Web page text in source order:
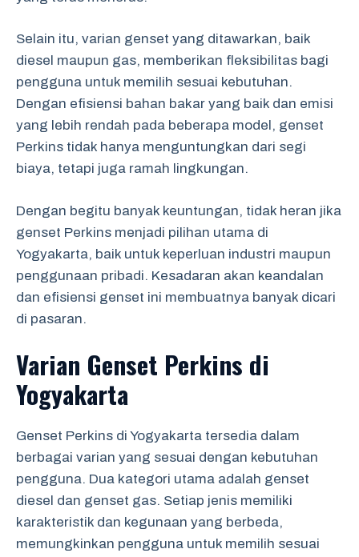
Selain itu, varian genset yang ditawarkan, baik
diesel maupun gas, memberikan fleksibilitas bagi
pengguna untuk memilih sesuai kebutuhan.
Dengan efisiensi bahan bakar yang baik dan emisi
yang lebih rendah pada beberapa model, genset
Perkins tidak hanya menguntungkan dari segi
biaya, tetapi juga ramah lingkungan.
Dengan begitu banyak keuntungan, tidak heran jika
genset Perkins menjadi pilihan utama di
Yogyakarta, baik untuk keperluan industri maupun
penggunaan pribadi. Kesadaran akan keandalan
dan efisiensi genset ini membuatnya banyak dicari
di pasaran.
Varian Genset Perkins di
Yogyakarta
Genset Perkins di Yogyakarta tersedia dalam
berbagai varian yang sesuai dengan kebutuhan
pengguna. Dua kategori utama adalah genset
diesel dan genset gas. Setiap jenis memiliki
karakteristik dan kegunaan yang berbeda,
memungkinkan pengguna untuk memilih sesuai